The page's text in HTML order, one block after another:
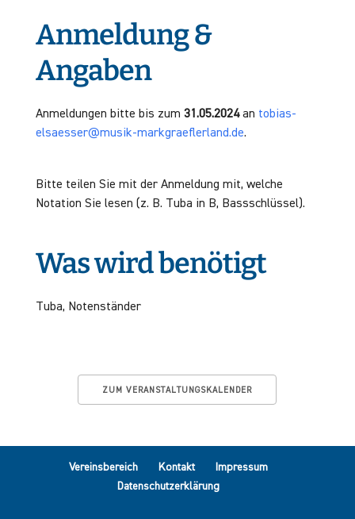
Anmeldung &
Angaben
Anmeldungen bitte bis zum 31.05.2024an tobias-
elsaesser@musik-markgraeflerland.de.
Bitte teilen Sie mit der Anmeldung mit, welche
Notation Sie lesen (z. B. Tuba in B, Bassschlüssel).
Was wird benötigt
Tuba, Notenständer
ZUM VERANSTALTUNGSKALENDER
Vereinsbereich Kontakt
Impressum
Datenschutzerklärung